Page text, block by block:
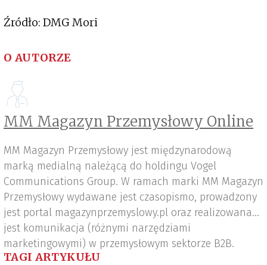
Źródło: DMG Mori
O AUTORZE
MM Magazyn Przemysłowy Online
MM Magazyn Przemysłowy jest międzynarodową
marką medialną należącą do holdingu Vogel
Communications Group. W ramach marki MM Magazyn
Przemysłowy wydawane jest czasopismo, prowadzony
jest portal magazynprzemyslowy.pl oraz realizowana
jest komunikacja (różnymi narzędziami
marketingowymi) w przemysłowym sektorze B2B.
TAGI ARTYKUŁU